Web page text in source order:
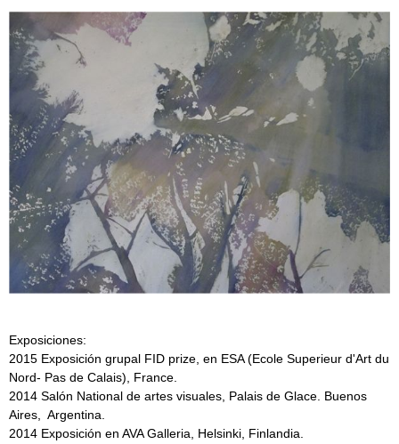
Exposiciones:
2015 Exposición grupal FID prize, en ESA (Ecole Superieur d'Art du
Nord- Pas de Calais), France.
2014 Salón National de artes visuales, Palais de Glace. Buenos
Aires, Argentina.
2014 Exposición en AVA Galleria, Helsinki, Finlandia.